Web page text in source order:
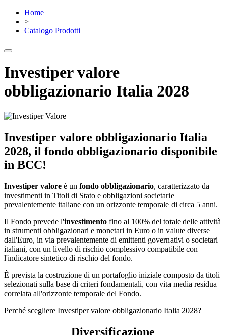
Home
>
Catalogo Prodotti
Investiper valore
obbligazionario Italia 2028
Investiper valore obbligazionario Italia
2028, il fondo obbligazionario disponibile
in BCC!
Investiper valore è un fondo obbligazionario, caratterizzato da
investimenti in Titoli di Stato e obbligazioni societarie
prevalentemente italiane con un orizzonte temporale di circa 5 anni.
Il Fondo prevede l'investimento fino al 100% del totale delle attività
in strumenti obbligazionari e monetari in Euro o in valute diverse
dall'Euro, in via prevalentemente di emittenti governativi o societari
italiani, con un livello di rischio complessivo compatibile con
l'indicatore sintetico di rischio del fondo.
È prevista la costruzione di un portafoglio iniziale composto da titoli
selezionati sulla base di criteri fondamentali, con vita media residua
correlata all'orizzonte temporale del Fondo.
Perché scegliere Investiper valore obbligazionario Italia 2028?
Diversificazione